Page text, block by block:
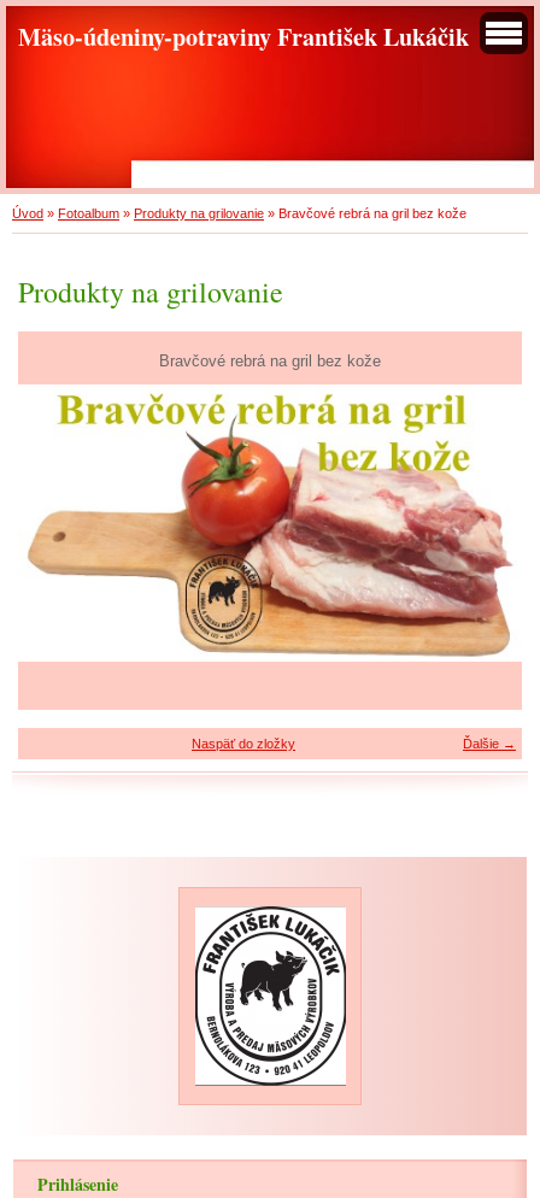
Mäso-údeniny-potraviny František Lukáčik
Úvod » Fotoalbum » Produkty na grilovanie » Bravčové rebrá na gril bez kože
Produkty na grilovanie
Bravčové rebrá na gril bez kože
Ďalšie →
Naspäť do zložky
Prihlásenie